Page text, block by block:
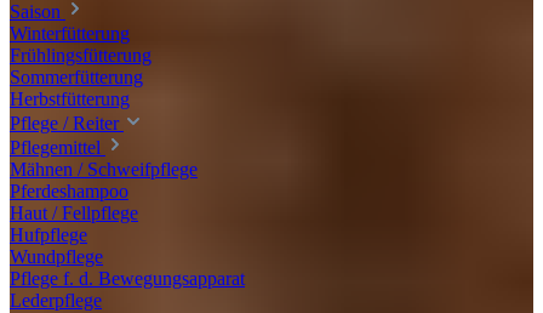
Saison
Winterfütterung
Frühlingsfütterung
Sommerfütterung
Herbstfütterung
Pflege / Reiter
Pflegemittel
Mähnen / Schweifpflege
Pferdeshampoo
Haut / Fellpflege
Hufpflege
Wundpflege
Pflege f. d. Bewegungsapparat
Lederpflege